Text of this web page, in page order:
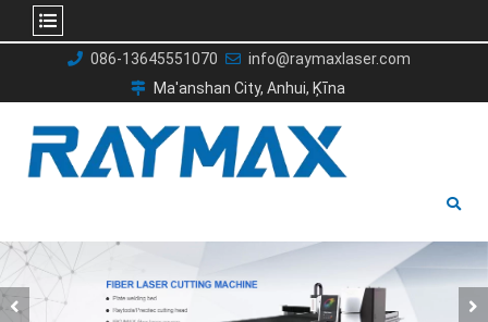
086-13645551070
info@raymaxlaser.com
Ma'anshan City, Anhui, Ķīna